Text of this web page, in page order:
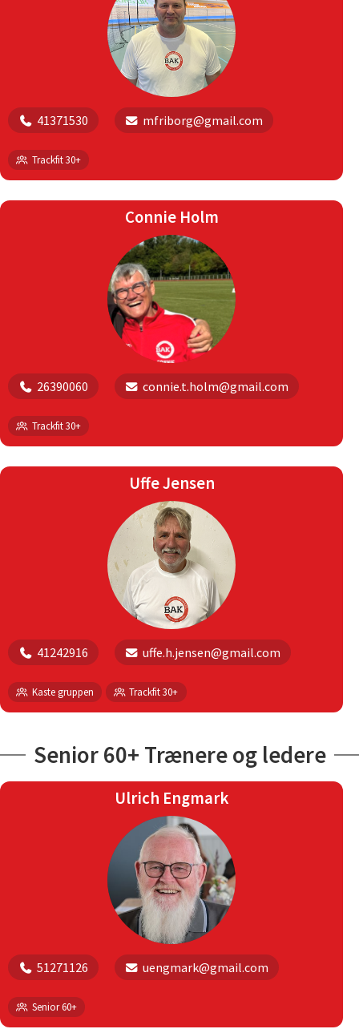
41371530 mfriborg@gmail.com
Trackfit 30+
Connie Holm
26390060 connie.t.holm@gmail.com
Trackfit 30+
Uffe Jensen
41242916 uffe.h.jensen@gmail.com
Kaste gruppen Trackfit 30+
Senior 60+ Trænere og ledere
Ulrich Engmark
51271126 uengmark@gmail.com
Senior 60+